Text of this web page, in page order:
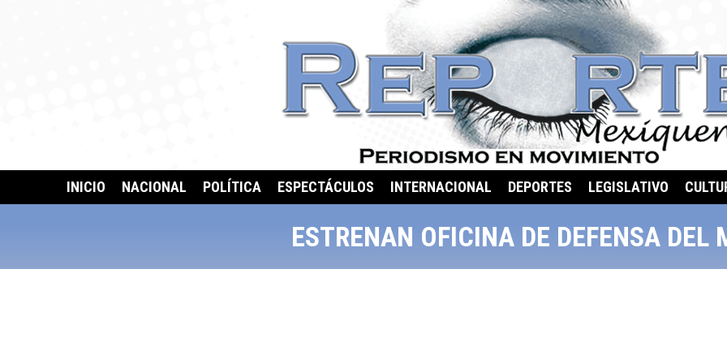
INICIO NACIONAL POLÍTICA ESPECTÁCULOS INTERNACIONAL DEPORTES LEGISLATIVO
ESTRENAN OFICINA DE DEFENSA DEL